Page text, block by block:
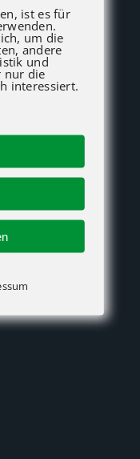
ist es für
um die
andere
und
nur die
interessiert.